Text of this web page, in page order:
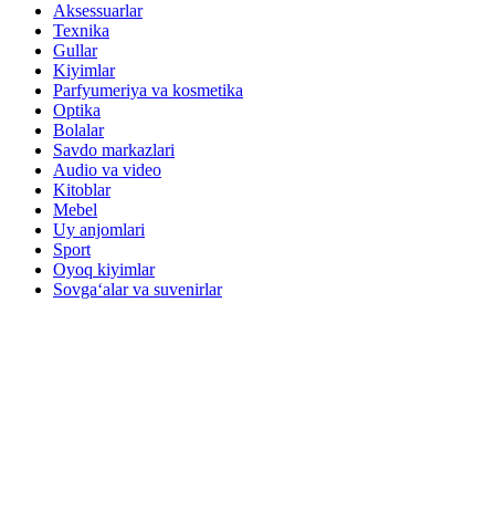
Aksessuarlar
Texnika
Gullar
Kiyimlar
Parfyumeriya va kosmetika
Optika
Bolalar
Savdo markazlari
Audio va video
Kitoblar
Mebel
Uy anjomlari
Sport
Oyoq kiyimlar
Sovga‘alar va suvenirlar